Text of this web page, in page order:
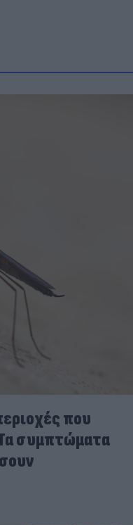
που
συμπτώματα